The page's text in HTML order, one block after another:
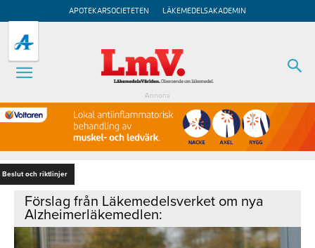
APOTEKARSOCIETETEN LÄKEMEDELSAKADEMIN
Annons
Beslut och riktlinjer
Förslag från Läkemedelsverket om nya
Alzheimerläkemedlen: